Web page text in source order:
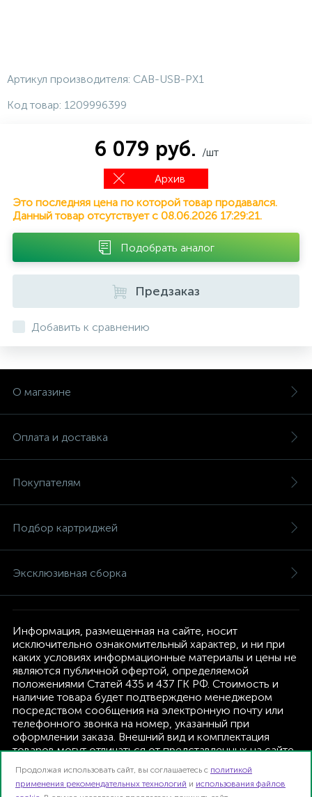
Артикул производителя: CAB-USB-PX1
Код товар: 1209996399
6 079 руб. /шт
Архив
Это последняя цена по которой товар продавался.
Данный товар отсутствует с 08.06.2026 17:29:21.
Подобрать аналог
Предзаказ
Добавить к сравнению
О магазине
Оплата и доставка
Покупателям
Подбор картриджей
Эксклюзивная сборка
Информация, размещенная на сайте, носит
исключительно ознакомительный характер, и ни при
каких условиях информационные материалы и цены не
являются публичной офертой, определяемой
положениями Статей 435 и 437 ГК РФ. Стоимость и
наличие товара будет подтверждено менеджером
посредством сообщения на электронную почту или
телефонного звонка на номер, указанный при
оформлении заказа. Внешний вид и комплектация
товаров могут отличаться от представленных на сайте.
текущую комплектацию, без дополнительного
уведомления.
Продолжая использовать сайт, вы соглашаетесь с политикой
применения рекомендательных технологий и использования файлов